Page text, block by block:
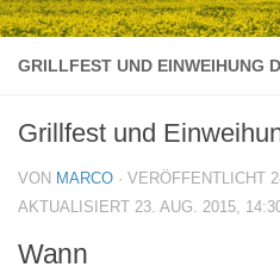
GRILLFEST UND EINWEIHUNG
Grillfest und
VON MARCO · VERÖFFENTLICHT
AKTUALISIERT 23. AUG. 2015,
Wann